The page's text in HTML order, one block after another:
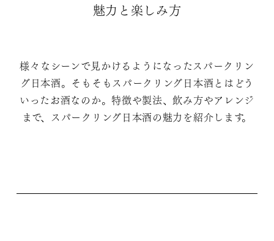
魅力と楽しみ方
様々なシーンで見かけるようになったスパークリン
グ日本酒。そもそもスパークリング日本酒とはどう
いったお酒なのか。特徴や製法、飲み方やアレンジ
まで、スパークリング日本酒の魅力を紹介します。